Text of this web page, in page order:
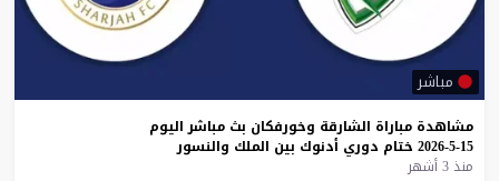
مباشر
مشاهدة مباراة الشارقة وخورفكان بث مباشر اليوم
15-5-2026
ختام دوري أدنوك بين الملك والنسور
منذ 3 أشهر